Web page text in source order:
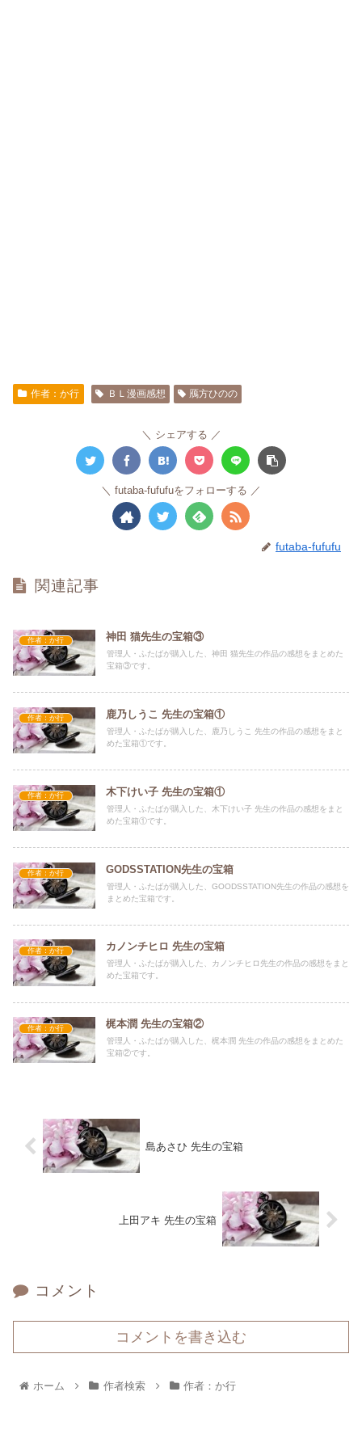
作者：か行 ＢＬ漫画感想 鴈方ひのの
シェアする
futaba-fufufuをフォローする
futaba-fufufu
関連記事
作者：か行 神田 猫先生の宝箱③
管理人・ふたばが購入した、神田 猫先生の作品の感想をまとめた
宝箱③です。
作者：か行 鹿乃しうこ 先生の宝箱①
管理人・ふたばが購入した、鹿乃しうこ 先生の作品の感想をまと
めた宝箱①です。
作者：か行 木下けい子 先生の宝箱①
管理人・ふたばが購入した、木下けい子 先生の作品の感想をまと
めた宝箱①です。
作者：か行 GODSSTATION先生の宝箱
管理人・ふたばが購入した、GOODSSTATION先生の作品の感想を
まとめた宝箱です。
作者：か行 カノンチヒロ 先生の宝箱
管理人・ふたばが購入した、カノンチヒロ先生の作品の感想をまと
めた宝箱です。
作者：か行 梶本潤 先生の宝箱②
管理人・ふたばが購入した、梶本潤 先生の作品の感想をまとめた
宝箱②です。
島あさひ 先生の宝箱
上田アキ 先生の宝箱
コメント
コメントを書き込む
ホーム 作者検索 作者：か行